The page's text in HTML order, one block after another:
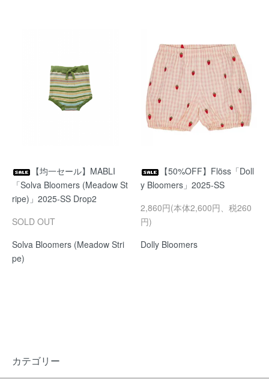
【均一セール】MABLI
「Solva Bloomers (Meadow St
ripe)」2025-SS Drop2
SOLD OUT
Solva Bloomers (Meadow Stri
pe)
【50%OFF】Flöss「Doll
y Bloomers」2025-SS
2,860円(本体2,600円、税260
円)
Dolly Bloomers
カテゴリー